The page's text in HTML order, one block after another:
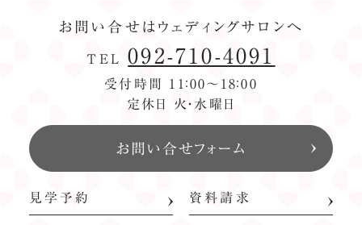
お問い合せはウェディングサロンへ
TEL092-710-4091
受付時間 11：00〜18：00
定休日 火・水曜日
お問い合せフォーム
見学予約 資料請求